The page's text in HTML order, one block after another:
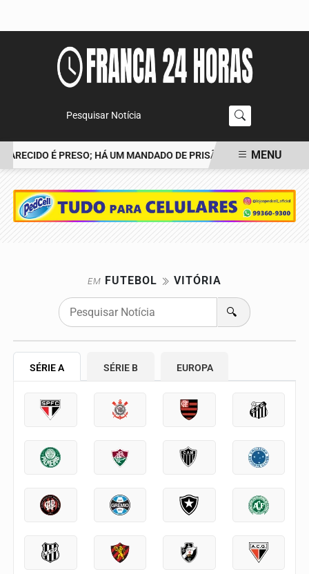
Pesquisar Notícia
É PRESO; HÁ UM MANDADO DE PRISÃO CONTRA TIAGO
MENU
EM FUTEBOL VITÓRIA
🔍
SÉRIE A SÉRIE B EUROPA